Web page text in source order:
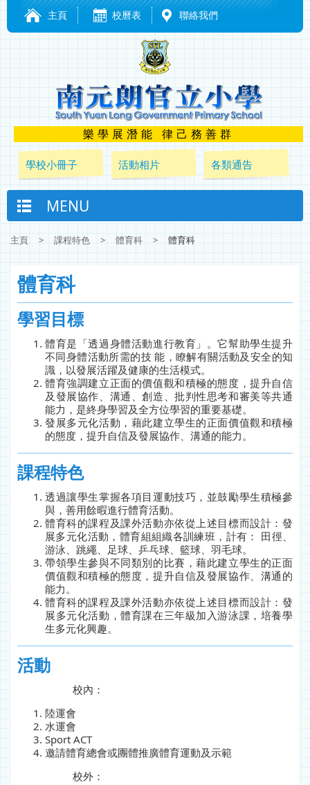
主頁 校曆表 聯絡我們
樂學展潛能 律己務善群
學校小冊子 活動相片 各類通告
MENU
主頁 > 課程特色 > 體育科 > 體育科
體育科
學習目標
體育是「透過身體活動進行教育」。它幫助學生提升
不同身體活動所需的技 能，瞭解有關活動及安全的知
識，以發展活躍及健康的生活模式。
體育強調建立正面的價值觀和積極的態度，提升自信
及發展協作、溝通、創造、批判性思考和審美等共通
能力，是終身學習及全方位學習的重要基礎。
發展多元化活動，藉此建立學生的正面價值觀和積極
的態度，提升自信及發展協作、溝通的能力。
課程特色
透過讓學生掌握各項目運動技巧，並鼓勵學生積極參
與，善用餘暇進行體育活動。
體育科的課程及課外活動亦依從上述目標而設計：發
展多元化活動，體育組組織各訓練班，計有： 田徑、
游泳、跳繩、足球、乒乓球、籃球、羽毛球。
帶領學生參與不同類別的比賽，藉此建立學生的正面
價值觀和積極的態度，提升自信及發展協作、溝通的
能力。
體育科的課程及課外活動亦依從上述目標而設計：發
展多元化活動，體育課在三年級加入游泳課，培養學
生多元化興趣。
活動
校內：
陸運會
水運會
Sport ACT
邀請體育總會或團體推廣體育運動及示範
校外：